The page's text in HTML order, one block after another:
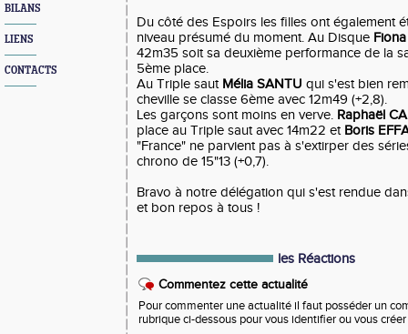
BILANS
LIENS
CONTACTS
Du côté des Espoirs les filles ont également
niveau présumé du moment. Au Disque
42m35 soit sa deuxième performance de la
5ème place.
Au Triple saut Mélia SANTU qui s'est bien
cheville se classe 6ème avec 12m49 (+2,8).
Les garçons sont moins en verve. Raphaël
place au Triple saut avec 14m22 et Boris
"France" ne parvient pas à s'extirper des
chrono de 15"13 (+0,7).
Bravo à notre délégation qui s'est rendue
et bon repos à tous !
les Réactions
Commentez cette actualité
Pour commenter une actualité il faut posséder un
rubrique ci-dessous pour vous identifier ou vous